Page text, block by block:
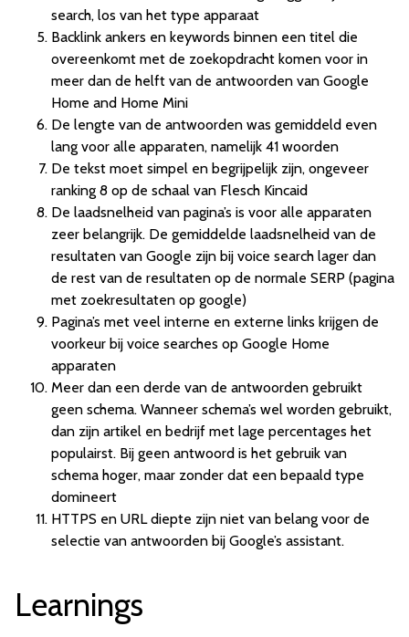
search, los van het type apparaat
Backlink ankers en keywords binnen een titel die
overeenkomt met de zoekopdracht komen voor in
meer dan de helft van de antwoorden van Google
Home and Home Mini
De lengte van de antwoorden was gemiddeld even
lang voor alle apparaten, namelijk 41 woorden
De tekst moet simpel en begrijpelijk zijn, ongeveer
ranking 8 op de schaal van Flesch Kincaid
De laadsnelheid van pagina’s is voor alle apparaten
zeer belangrijk. De gemiddelde laadsnelheid van de
resultaten van Google zijn bij voice search lager dan
de rest van de resultaten op de normale SERP (pagina
met zoekresultaten op google)
Pagina’s met veel interne en externe links krijgen de
voorkeur bij voice searches op Google Home
apparaten
Meer dan een derde van de antwoorden gebruikt
geen schema. Wanneer schema’s wel worden gebruikt,
dan zijn artikel en bedrijf met lage percentages het
populairst. Bij geen antwoord is het gebruik van
schema hoger, maar zonder dat een bepaald type
domineert
HTTPS en URL diepte zijn niet van belang voor de
selectie van antwoorden bij Google’s assistant.
Learnings